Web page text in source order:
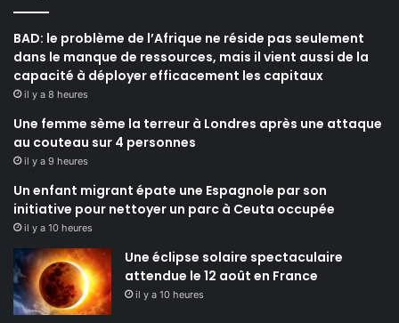
BAD: le problème de l’Afrique ne réside pas seulement
dans le manque de ressources, mais il vient aussi de la
capacité à déployer efficacement les capitaux
il y a 8 heures
Une femme sème la terreur à Londres après une attaque
au couteau sur 4 personnes
il y a 9 heures
Un enfant migrant épate une Espagnole par son
initiative pour nettoyer un parc à Ceuta occupée
il y a 10 heures
Une éclipse solaire spectaculaire
attendue le 12 août en France
il y a 10 heures